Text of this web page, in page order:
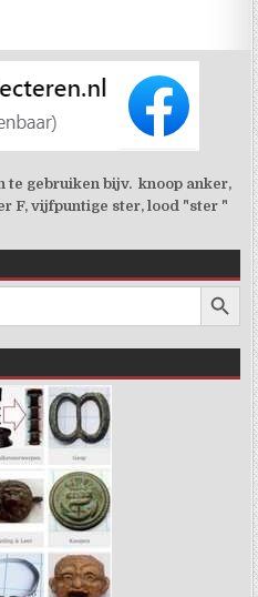
te gebruiken bijv. knoop anker,
F, vijfpuntige ster, lood "ster "